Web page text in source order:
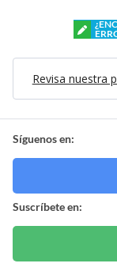
Revisa nuestra
Síguenos en:
Suscríbete en: